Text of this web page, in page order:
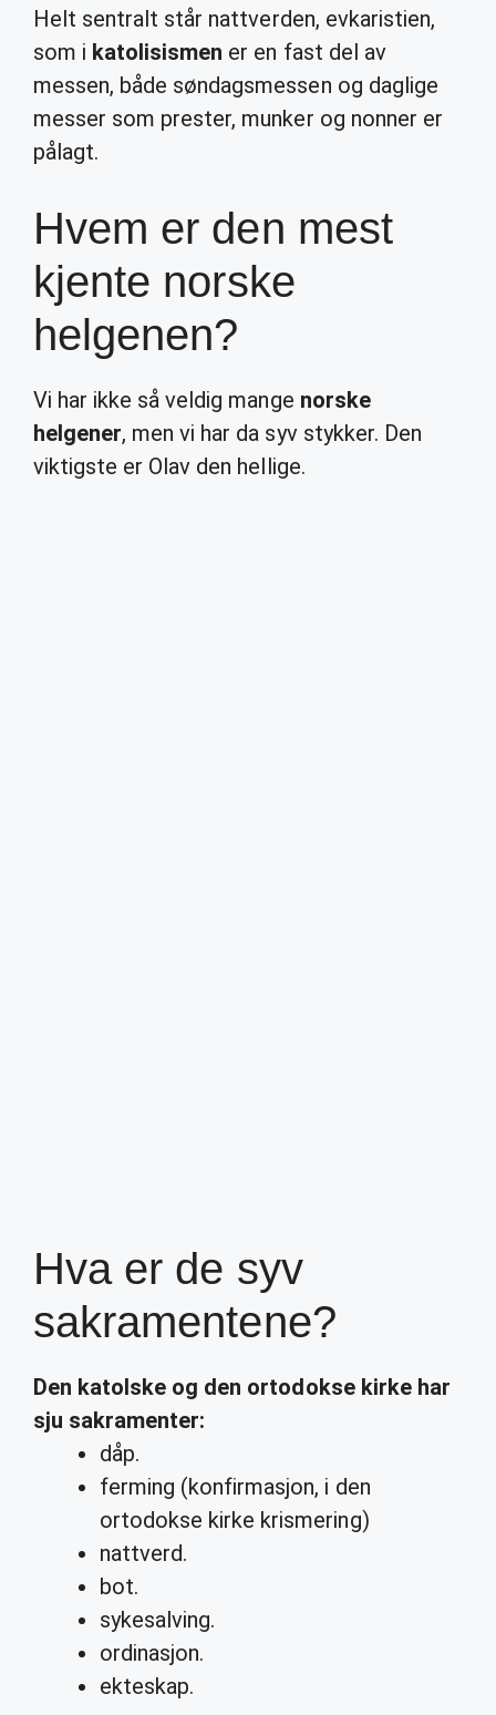
Helt sentralt står nattverden, evkaristien,
som i katolisismen er en fast del av
messen, både søndagsmessen og daglige
messer som prester, munker og nonner er
pålagt.
Hvem er den mest
kjente norske
helgenen?
Vi har ikke så veldig mange norske
helgener, men vi har da syv stykker. Den
viktigste er Olav den hellige.
Hva er de syv
sakramentene?
Den katolske og den ortodokse kirke har
sju sakramenter:
dåp.
ferming (konfirmasjon, i den
ortodokse kirke krismering)
nattverd.
bot.
sykesalving.
ordinasjon.
ekteskap.